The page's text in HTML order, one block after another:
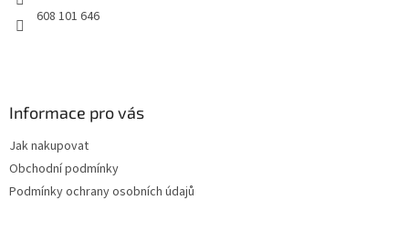
608 101 646
Informace pro vás
Jak nakupovat
Obchodní podmínky
Podmínky ochrany osobních údajů